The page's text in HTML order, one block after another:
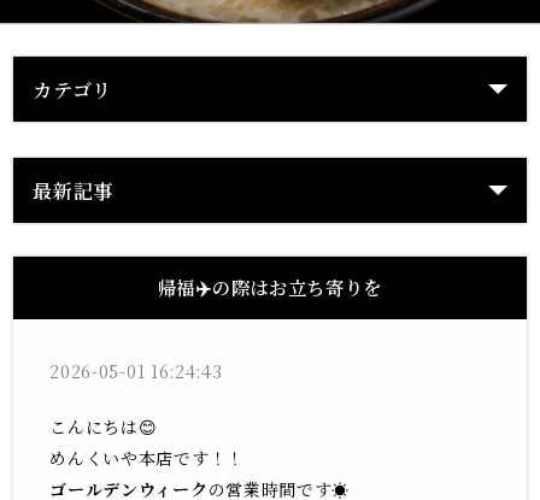
カテゴリ
最新記事
帰福✈️の際はお立ち寄りを
2026-05-01 16:24:43
こんにちは😊
めんくいや本店です！！
ゴールデンウィークの営業時間です☀️